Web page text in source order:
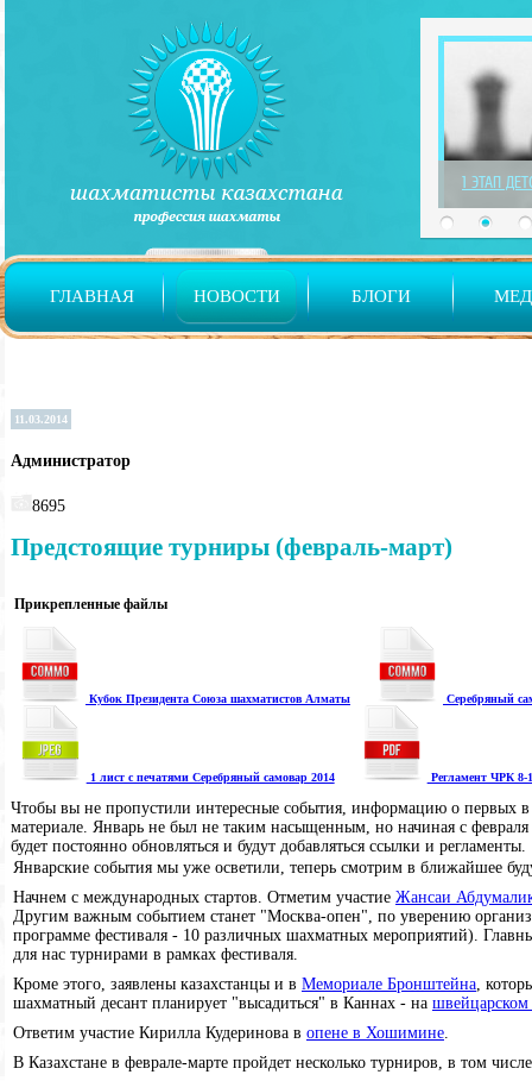
ГЛАВНАЯ НОВОСТИ БЛОГИ
1 ЭТАП
11.03.2014
Администратор
8695
Предстоящие турниры (февраль-март)
Прикрепленные файлы
Кубок Президента Союза шахматистов Алматы Серебряный
1 лист с печатями Серебряный самовар 2014 Регламент ЧРК 8-
Чтобы вы не пропустили интересные события, информацию о первых
материале. Январь не был не таким насыщенным, но начиная с
будет постоянно обновляться и будут добавляться ссылки и регламенты.
Январские события мы уже осветили, теперь смотрим в ближайшее
Начнем с международных стартов. Отметим участие Жансаи
Другим важным событием станет "Москва-опен", по уверению
программе фестиваля - 10 различных шахматных мероприятий).
для нас турнирами в рамках фестиваля.
Кроме этого, заявлены казахстанцы и в Мемориале Бронштейна ,
шахматный десант планирует "высадиться" в Каннах - на швейцарском
Ответим участие Кирилла Кудеринова в опене в Хошимине
В Казахстане в феврале-марте пройдет несколько турниров, в том